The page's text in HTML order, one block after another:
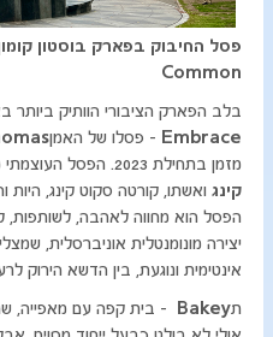
פסל החיבוק בפארק בוסטון
Common
בלב הפארק הציבורי הוותיק ביותר
Embrace - פסלו של האמן
מזמן בתחילת 2023. הפסל העוצמתי מציג את החיבוק של
קינג ואשתו, קורטה סקוט קינג, היות
הפסל הוא מחווה לאהבה, לשותפות,
יצירה מונומנטלית אוניברסלית,
אינטימית ונוגעת, בין הדשא הירוק
תBakey
- בית קפה עם מאפייה,